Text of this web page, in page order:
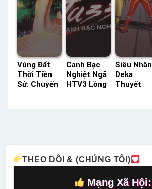
Vùng Đất
Thời Tiền
Sử: Chuyến
Canh Bạc
Nghiệt Ngã
HTV3 Lồng
Siêu Nhân
Deka
Thuyết
THEO DÕI & (CHÚNG TÔI)
Mạng Xã Hội: